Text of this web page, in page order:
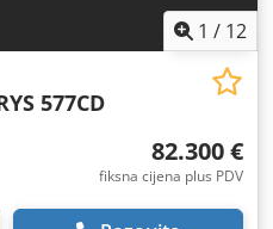
1 / 12
577CD
82.300 €
fiksna cijena plus PDV